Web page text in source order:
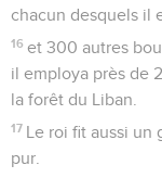
chacun desquels il
16 et 300 autres
il employa près de
la forêt du Liban.
17 Le roi fit aussi un
pur.